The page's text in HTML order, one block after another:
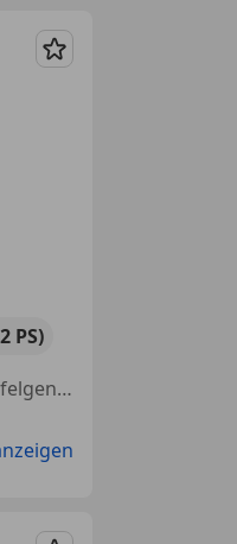
Merken
PS)
Einparkhilfe Rückfahrkamera, Sportsitze, Spurhalteassistent, Notbremsassistent, Dachreling, ABS, Alufelgen, Induktionsladen für Smartphones